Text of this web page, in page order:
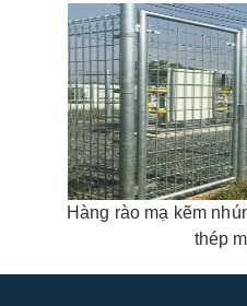
Hàng rào mạ kẽm
thép